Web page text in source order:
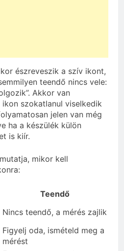
észreveszik a szív ikont,
teendő nincs vele:
Akkor van
szokatlanul viselkedik
jelen van még
ha a készülék külön
is kiír.
mikor kell
Teendő
Nincs teendő, a mérés zajlik
Figyelj oda, ismételd meg a
mérést